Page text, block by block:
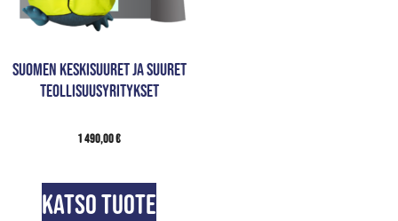
Suomen keskisuuret ja suuret
teollisuusyritykset
1 490,00€
Katso tuote